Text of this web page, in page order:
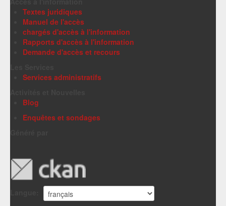
Textes juridiques
Manuel de l'accès
chargés d'accès à l'information
Rapports d'accès à l'information
Demande d'accès et recours
Services administratifs
Blog
Enquêtes et sondages